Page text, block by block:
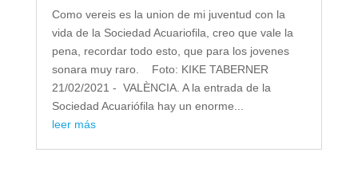
Como vereis es la union de mi juventud con la
vida de la Sociedad Acuariofila, creo que vale la
pena, recordar todo esto, que para los jovenes
sonara muy raro. Foto: KIKE TABERNER
21/02/2021 - VALÈNCIA. A la entrada de la
Sociedad Acuariófila hay un enorme...
leer más